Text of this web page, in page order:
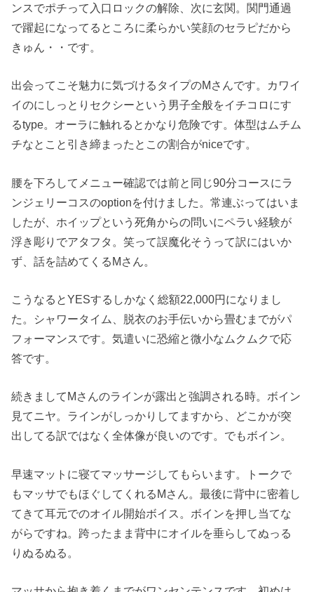
ンスでポチって入口ロックの解除、次に玄関。関門通過
で躍起になってるところに柔らかい笑顔のセラピだから
きゅん・・です。
出会ってこそ魅力に気づけるタイプのMさんです。カワイ
イのにしっとりセクシーという男子全般をイチコロにす
るtype。オーラに触れるとかなり危険です。体型はムチム
チなとこと引き締まったとこの割合がniceです。
腰を下ろしてメニュー確認では前と同じ90分コースにラ
ンジェリーコスのoptionを付けました。常連ぶってはいま
したが、ホイップという死角からの問いにペラい経験が
浮き彫りでアタフタ。笑って誤魔化そうって訳にはいか
ず、話を詰めてくるMさん。
こうなるとYESするしかなく総額22,000円になりまし
た。シャワータイム、脱衣のお手伝いから畳むまでがパ
フォーマンスです。気遣いに恐縮と微小なムクムクで応
答です。
続きましてMさんのラインが露出と強調される時。ボイン
見てニヤ。ラインがしっかりしてますから、どこかが突
出してる訳ではなく全体像が良いのです。でもボイン。
早速マットに寝てマッサージしてもらいます。トークで
もマッサでもほぐしてくれるMさん。最後に背中に密着し
てきて耳元でのオイル開始ボイス。ボインを押し当てな
がらですね。跨ったまま背中にオイルを垂らしてぬっる
りぬるぬる。